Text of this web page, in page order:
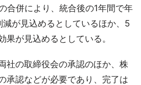
合併により、統合後の1年間で年
減が見込めるとしているほか、5
果が見込めるとしている。
社の取締役会の承認のほか、株
承認などが必要であり、完了は